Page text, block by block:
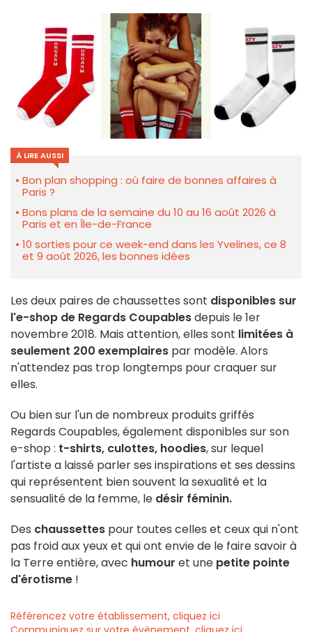
À LIRE AUSSI
Bon plan shopping : où faire de bonnes affaires à
Paris ?
Bons plans de la semaine du 10 au 16 août 2026 à
Paris et en Île-de-France
10 sorties pour ce week-end dans les Yvelines, ce 8
et 9 août 2026, les bonnes idées
Les deux paires de chaussettes sont disponibles sur
l'e-shop de Regards Coupablesdepuis le 1er
novembre 2018. Mais attention, elles sont limitées à
seulement 200 exemplaires par modèle. Alors
n'attendez pas trop longtemps pour craquer sur
elles.
Ou bien sur l'un de nombreux produits griffés
Regards Coupables, également disponibles sur son
e-shop : t-shirts, culottes, hoodies, sur lequel
l'artiste a laissé parler ses inspirations et ses dessins
qui représentent bien souvent la sexualité et la
sensualité de la femme, le désir féminin.
Des chaussettes pour toutes celles et ceux qui n'ont
pas froid aux yeux et qui ont envie de le faire savoir à
la Terre entière, avec humour et une petite pointe
d'érotisme !
Référencez votre établissement, cliquez ici